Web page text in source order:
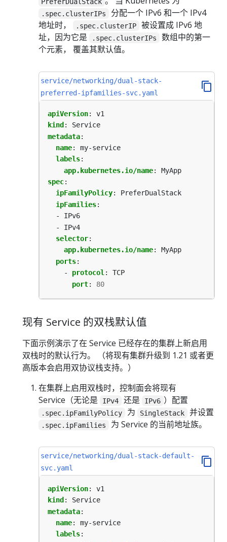
.spec.clusterIPs
分配一个 IPv6 和一个 IPv4
地址时，
.spec.clusterIP
被设置成 IPv6 地
址，因为它是
.spec.clusterIPs
数组中的第一
个元素， 覆盖其默认值。
service/networking/dual-stack-
preferred-ipfamilies-svc.yaml
apiVersion:
v1
kind :
Service
metadata:
name:
my-service
labels:
app.kubernetes.io/name:
MyApp
spec:
ipFamilyPolicy:
PreferDualStack
ipFamilies:
- IPv6
- IPv4
selector:
app.kubernetes.io/name:
MyApp
ports:
- protocol:
TCP
port: 80
现有 Service 的双栈默认值
下面示例演示了在 Service 已经存在的集群上新启用
双栈时的默认行为。 （将现有集群升级到 1.21 或者更
高版本会启用双协议栈支持。）
在集群上启用双栈时，控制面会将现有
Service（无论是
IPv4 还是 IPv6 ）配置
.spec.ipFamilyPolicy 为 SingleStack 并设置
.spec.ipFamilies 为 Service 的当前地址族。
service/networking/dual-stack-default-
svc.yaml
apiVersion:
v1
kind :
Service
metadata:
name:
my-service
labels: